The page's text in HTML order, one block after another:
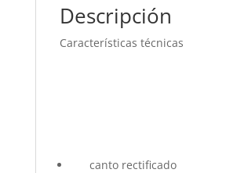
Descripción
Características técnicas
canto rectificado